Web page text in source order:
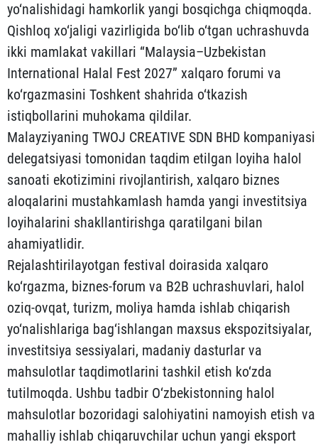
yo‘nalishidagi hamkorlik yangi bosqichga chiqmoqda.
Qishloq xo‘jaligi vazirligida bo‘lib o‘tgan uchrashuvda
ikki mamlakat vakillari “Malaysia–Uzbekistan
International Halal Fest 2027” xalqaro forumi va
ko‘rgazmasini Toshkent shahrida o‘tkazish
istiqbollarini muhokama qildilar.
Malayziyaning TWOJ CREATIVE SDN BHD kompaniyasi
delegatsiyasi tomonidan taqdim etilgan loyiha halol
sanoati ekotizimini rivojlantirish, xalqaro biznes
aloqalarini mustahkamlash hamda yangi investitsiya
loyihalarini shakllantirishga qaratilgani bilan
ahamiyatlidir.
Rejalashtirilayotgan festival doirasida xalqaro
ko‘rgazma, biznes-forum va B2B uchrashuvlari, halol
oziq-ovqat, turizm, moliya hamda ishlab chiqarish
yo‘nalishlariga bag‘ishlangan maxsus ekspozitsiyalar,
investitsiya sessiyalari, madaniy dasturlar va
mahsulotlar taqdimotlarini tashkil etish ko‘zda
tutilmoqda. Ushbu tadbir O‘zbekistonning halol
mahsulotlar bozoridagi salohiyatini namoyish etish va
mahalliy ishlab chiqaruvchilar uchun yangi eksport